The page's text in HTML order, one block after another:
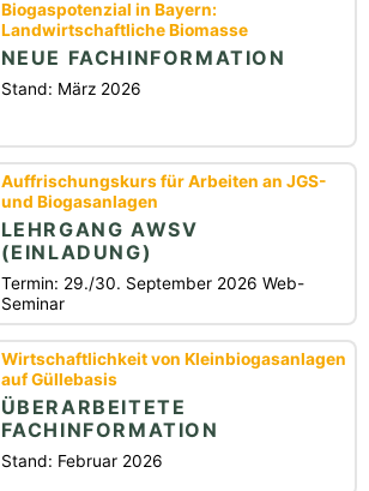
Biogaspotenzial in Bayern:
Landwirtschaftliche Biomasse
NEUE FACHINFORMATION
Stand: März 2026
Auffrischungskurs für Arbeiten an JGS-
und Biogasanlagen
LEHRGANG AWSV
(EINLADUNG)
Termin: 29./30. September 2026 Web-
Seminar
Wirtschaftlichkeit von Kleinbiogasanlagen
auf Güllebasis
ÜBERARBEITETE
FACHINFORMATION
Stand: Februar 2026